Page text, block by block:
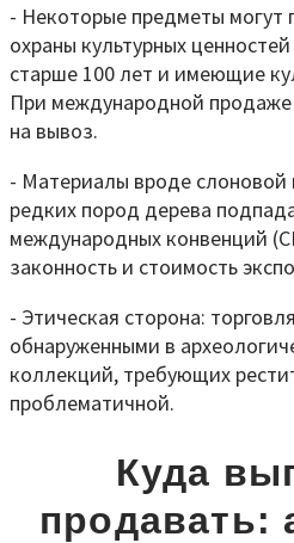
- Некоторые предметы могут
охраны культурных
старше 100 лет и имеющие
При международной продаже
на вывоз.
- Материалы вроде слоновой
редких пород дерева
международных конвенций
законность и стоимость
- Этическая сторона:
обнаруженными в
коллекций, требующих
проблематичной.
Куда
продавать: